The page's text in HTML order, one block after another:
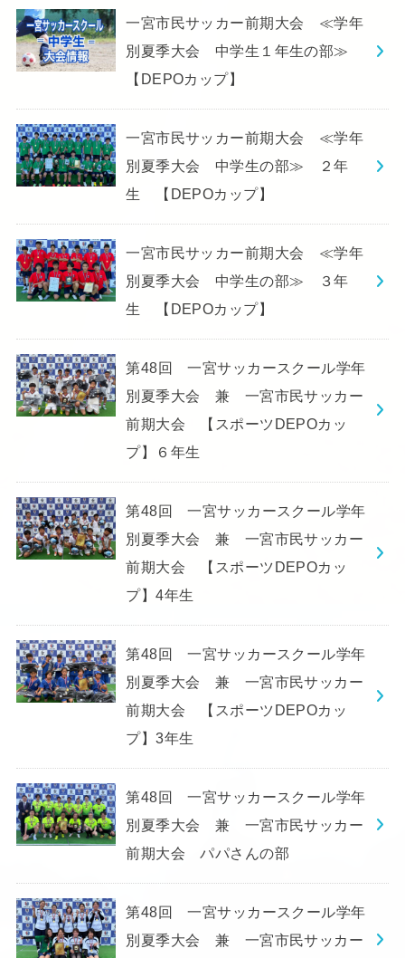
一宮市民サッカー前期大会 ≪学年
別夏季大会 中学生１年生の部≫
【DEPOカップ】
一宮市民サッカー前期大会 ≪学年
別夏季大会 中学生の部≫ ２年
生 【DEPOカップ】
一宮市民サッカー前期大会 ≪学年
別夏季大会 中学生の部≫ ３年
生 【DEPOカップ】
第48回 一宮サッカースクール学年
別夏季大会 兼 一宮市民サッカー
前期大会 【スポーツDEPOカッ
プ】６年生
第48回 一宮サッカースクール学年
別夏季大会 兼 一宮市民サッカー
前期大会 【スポーツDEPOカッ
プ】4年生
第48回 一宮サッカースクール学年
別夏季大会 兼 一宮市民サッカー
前期大会 【スポーツDEPOカッ
プ】3年生
第48回 一宮サッカースクール学年
別夏季大会 兼 一宮市民サッカー
前期大会 パパさんの部
第48回 一宮サッカースクール学年
別夏季大会 兼 一宮市民サッカー